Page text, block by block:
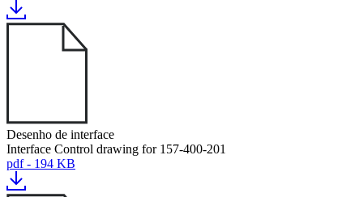
Desenho de interface
Interface Control drawing for 157-400-201
pdf - 194 KB